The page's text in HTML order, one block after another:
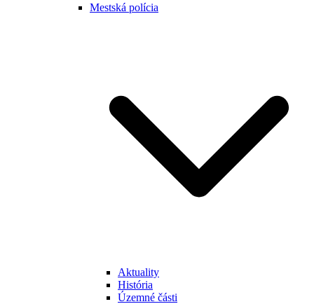
Mestská polícia
Aktuality
História
Územné části